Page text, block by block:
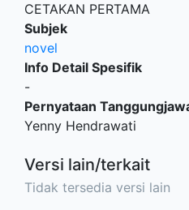
CETAKAN PERTAMA
Subjek
novel
Info Detail Spesifik
-
Pernyataan
Yenny Hendrawati
Versi lain/terkait
Tidak tersedia versi lain